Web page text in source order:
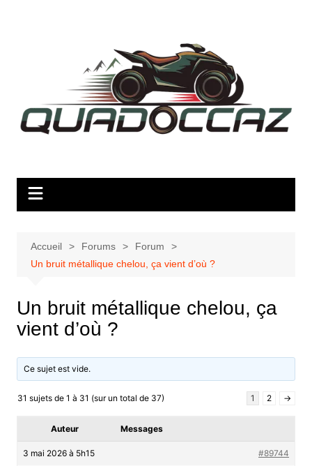
Accueil Forums
Forum
Un bruit métallique chelou, ça vient d’où ?
Un bruit métallique chelou, ça
vient d’où ?
Ce sujet est vide.
31 sujets de 1 à 31 (sur un total de 37) 1 2 →
Auteur Messages
3 mai 2026 à 5h15 #89744